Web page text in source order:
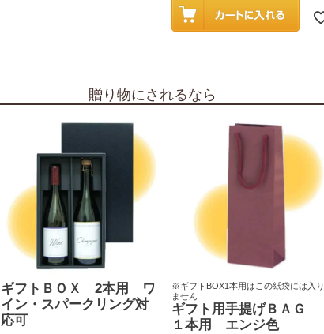
贈り物にされるなら
ギフトＢＯＸ 2本用 ワ
イン・スパークリング対
応可
※ギフトBOX1本用はこの紙袋には入り
ません
ギフト用手提げＢＡＧ
１本用 エンジ色